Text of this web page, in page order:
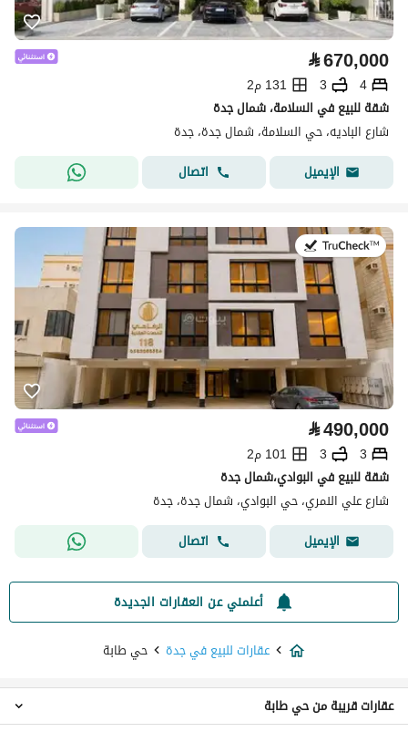
⃁670,000
4
3
131 م2
شقة للبيع في السلامة، شمال جدة
شارع الباديه، حي السلامة، شمال جدة، جدة
الإيميل
اتصال
في:22 يوليو 2026
⃁490,000
3
3
101 م2
شقة للبيع في البوادي،شمال جدة
شارع علي النمري، حي البوادي، شمال جدة، جدة
الإيميل
اتصال
أعلمني عن العقارات الجديدة
عقارات للبيع في جدة
حي طابة
عقارات قريبة من حي طابة